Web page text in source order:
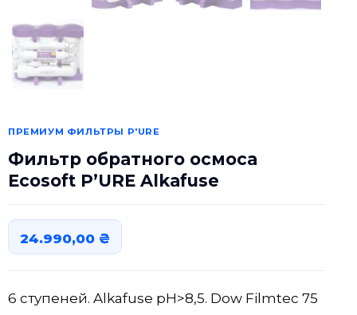
ПРЕМИУМ ФИЛЬТРЫ P'URE
Фильтр обратного осмоса
Ecosoft P’URE Alkafuse
24.990,00 ₴
6 ступеней. Alkafuse pH>8,5. Dow Filmtec 75